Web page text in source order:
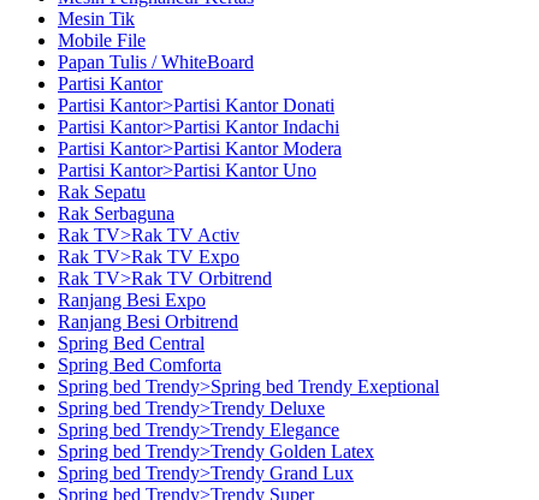
Mesin Tik
Mobile File
Papan Tulis / WhiteBoard
Partisi Kantor
Partisi Kantor>Partisi Kantor Donati
Partisi Kantor>Partisi Kantor Indachi
Partisi Kantor>Partisi Kantor Modera
Partisi Kantor>Partisi Kantor Uno
Rak Sepatu
Rak Serbaguna
Rak TV>Rak TV Activ
Rak TV>Rak TV Expo
Rak TV>Rak TV Orbitrend
Ranjang Besi Expo
Ranjang Besi Orbitrend
Spring Bed Central
Spring Bed Comforta
Spring bed Trendy>Spring bed Trendy Exeptional
Spring bed Trendy>Trendy Deluxe
Spring bed Trendy>Trendy Elegance
Spring bed Trendy>Trendy Golden Latex
Spring bed Trendy>Trendy Grand Lux
Spring bed Trendy>Trendy Super